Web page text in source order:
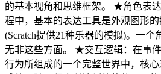
的基本视角和思维框架。 ★角色表
程中，基本的表达工具是外观图形
(Scratch提供21种乐器的模拟)。一个
无非这些方面。 ★交互逻辑：在事件
行为所组成的一个完整世界中，核